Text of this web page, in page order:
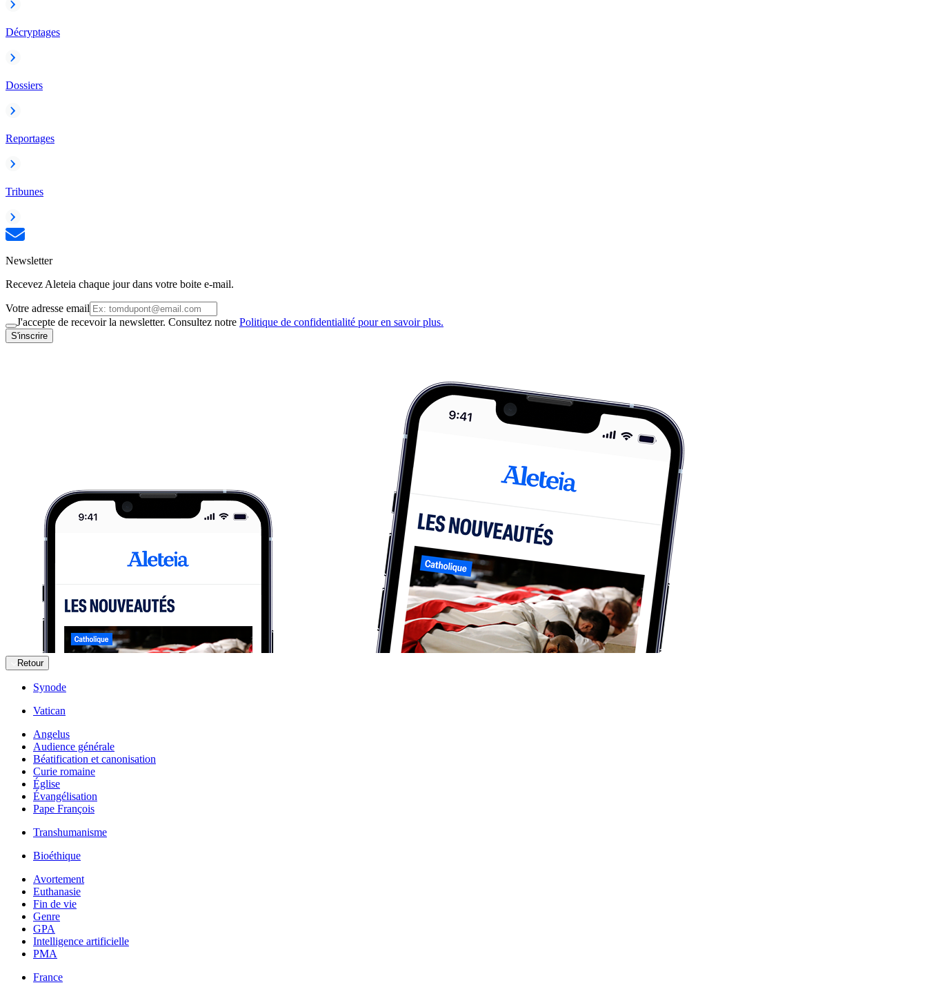
Décryptages
Dossiers
Reportages
Tribunes
Newsletter
Recevez Aleteia chaque jour dans votre boite e-mail.
Votre adresse email
J'accepte de recevoir la newsletter. Consultez notre Politique de confidentialité pour en savoir plus.
S'inscrire
Retour
Synode
Vatican
Angelus
Audience générale
Béatification et canonisation
Curie romaine
Église
Évangélisation
Pape François
Transhumanisme
Bioéthique
Avortement
Euthanasie
Fin de vie
Genre
GPA
Intelligence artificielle
PMA
France